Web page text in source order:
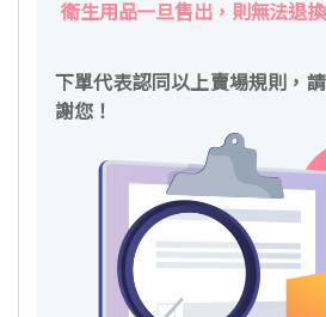
衛生用品一旦售出，則無法退
下單代表認同以上賣場規則，
謝您！